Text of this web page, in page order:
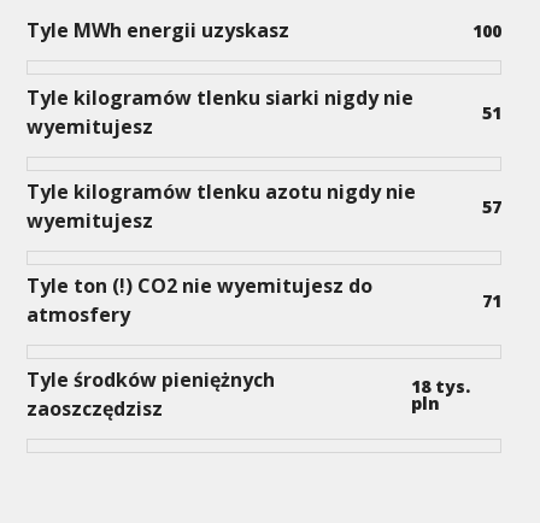
Tyle MWh energii uzyskasz
100
Tyle kilogramów tlenku siarki nigdy nie
wyemitujesz
51
Tyle kilogramów tlenku azotu nigdy nie
wyemitujesz
57
Tyle ton (!) CO2 nie wyemitujesz do
atmosfery
71
Tyle środków pieniężnych
zaoszczędzisz
18 tys.
pln